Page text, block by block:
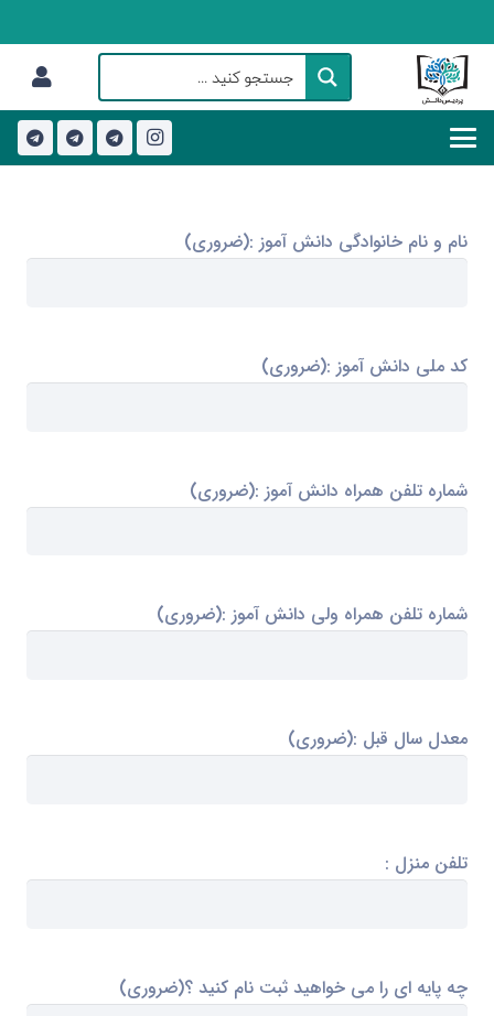
نام و نام خانوادگی دانش آموز :(ضروری)
کد ملی دانش آموز :(ضروری)
شماره تلفن همراه دانش آموز :(ضروری)
شماره تلفن همراه ولی دانش آموز :(ضروری)
معدل سال قبل :(ضروری)
تلفن منزل :
چه پایه ای را می خواهید ثبت نام کنید ؟(ضروری)